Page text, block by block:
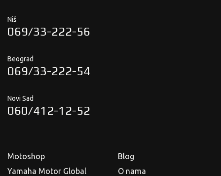
Niš
069/33-222-56
Beograd
069/33-222-54
Novi Sad
060/412-12-52
Motoshop
Yamaha Motor Global
Blog
O nama